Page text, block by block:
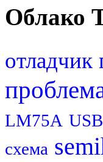
Облако
отладчик
LM75A USB
схема